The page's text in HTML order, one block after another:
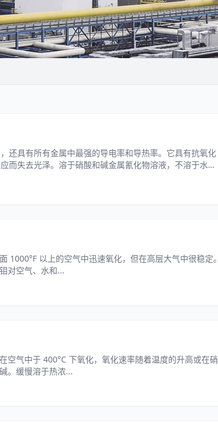
还具有所有金属中最强的导电率和导热率。它具有抗氧化
而失去光泽。溶于硝酸和碱金属氰化物溶液，不溶于水和
以上的空气中迅速氧化，但在高层大气中很稳定。
对空气、水和...
气中于 400°C 下氧化，氧化速率随着温度的升高或在硝
。缓慢溶于热浓...